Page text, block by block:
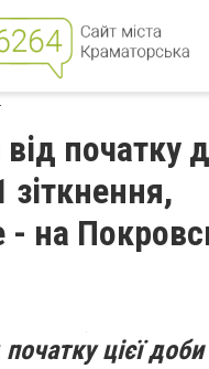
початку
зіткнення,
- на
цієї